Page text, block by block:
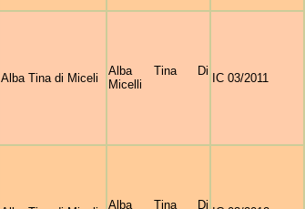
Alba Tina di Miceli
Alba Tina Di
Micelli
IC 03/2011
Alba Tina Di